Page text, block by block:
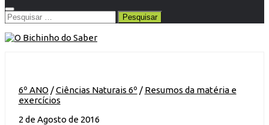
Pesquisar
por:
6º ANO /Ciências Naturais 6º / Resumos da matéria e
exercícios
2 de Agosto de 2016